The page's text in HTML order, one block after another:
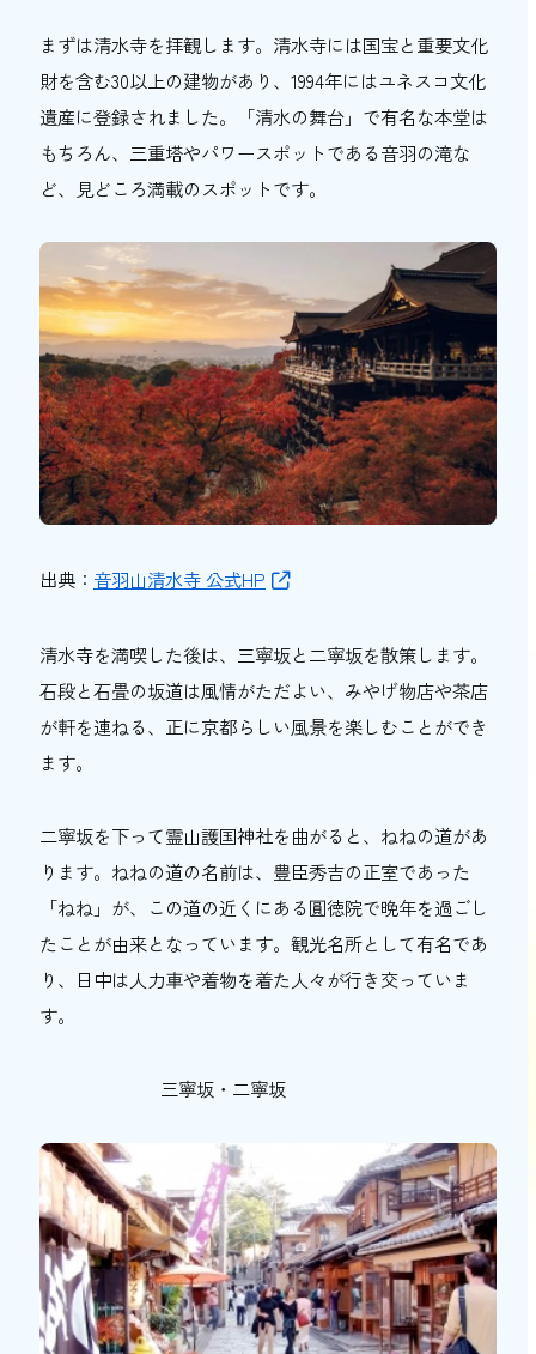
まずは清水寺を拝観します。清水寺には国宝と重要文化
財を含む30以上の建物があり、1994年にはユネスコ文化
遺産に登録されました。「清水の舞台」で有名な本堂は
もちろん、三重塔やパワースポットである音羽の滝な
ど、見どころ満載のスポットです。
出典： 音羽山清水寺 公式HP
清水寺を満喫した後は、三寧坂と二寧坂を散策します。
石段と石畳の坂道は風情がただよい、みやげ物店や茶店
が軒を連ねる、正に京都らしい風景を楽しむことができ
ます。
二寧坂を下って霊山護国神社を曲がると、ねねの道があ
ります。ねねの道の名前は、豊臣秀吉の正室であった
「ねね」が、この道の近くにある圓徳院で晩年を過ごし
たことが由来となっています。観光名所として有名であ
り、日中は人力車や着物を着た人々が行き交っていま
す。
三寧坂・二寧坂